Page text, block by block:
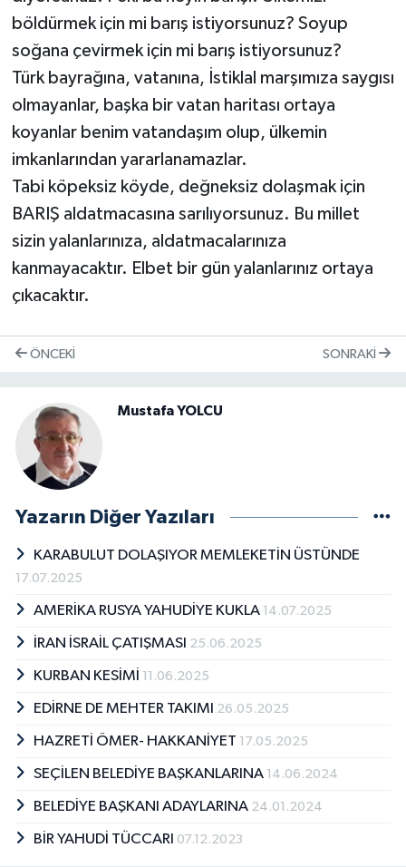
böldürmek için mi barış istiyorsunuz? Soyup
soğana çevirmek için mi barış istiyorsunuz?
Türk bayrağına, vatanına, İstiklal marşımıza saygısı
olmayanlar, başka bir vatan haritası ortaya
koyanlar benim vatandaşım olup, ülkemin
imkanlarından yararlanamazlar.
Tabi köpeksiz köyde, değneksiz dolaşmak için
BARIŞ aldatmacasına sarılıyorsunuz. Bu millet
sizin yalanlarınıza, aldatmacalarınıza
kanmayacaktır. Elbet bir gün yalanlarınız ortaya
çıkacaktır.
ÖNCEKI SONRAKI
Mustafa YOLCU
Yazarın Diğer Yazıları
KARABULUT DOLAŞIYOR MEMLEKETİN ÜSTÜNDE
17.07.2025
AMERİKA RUSYA YAHUDİYE KUKLA 14.07.2025
İRAN İSRAİL ÇATIŞMASI 25.06.2025
KURBAN KESİMİ 11.06.2025
EDİRNE DE MEHTER TAKIMI 26.05.2025
HAZRETİ ÖMER- HAKKANİYET 17.05.2025
SEÇİLEN BELEDİYE BAŞKANLARINA 14.06.2024
BELEDİYE BAŞKANI ADAYLARINA 24.01.2024
BİR YAHUDİ TÜCCARI 07.12.2023